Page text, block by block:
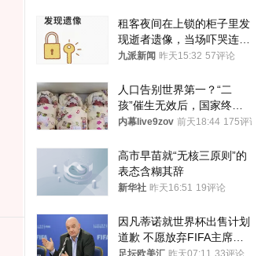
租客夜间在上锁的柜子里发
现逝者遗像，当场吓哭连夜
搬离，房东退还押金
九派新闻 昨天15:32 57评论
人口告别世界第一？“二
孩”催生无效后，国家终于
向住房出手了！
内幕live9zov 前天18:44 175评论
高市早苗就“无核三原则”的
表态含糊其辞
新华社 昨天16:51 19评论
因凡蒂诺就世界杯出售计划
道歉 不愿放弃FIFA主席职
位